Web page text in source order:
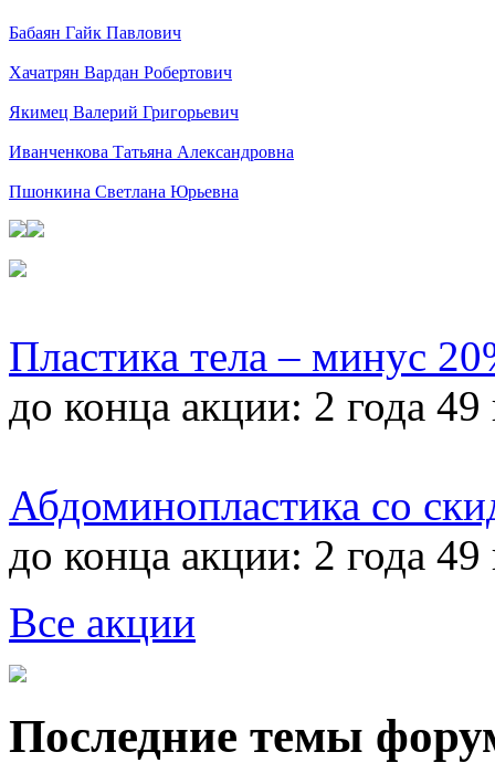
Бабаян Гайк Павлович
Хачатрян Вардан Робертович
Якимец Валерий Григорьевич
Иванченкова Татьяна Александровна
Пшонкина Светлана Юрьевна
Пластика тела – минус
до конца акции: 2 года 49
Абдоминопластика со
до конца акции: 2 года 49
Все акции
Последние темы